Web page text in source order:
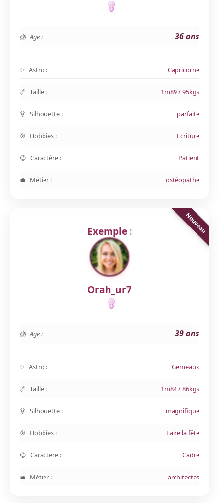
Age : 36 ans
Astro : Capricorne
Taille : 1m89 / 95kgs
Silhouette : parfaite
Hobbies : Ecriture
Caractère : Patient
Métier : ostéopathe
Exemple :
Orah_ur7
Age : 39 ans
Astro : Gemeaux
Taille : 1m84 / 86kgs
Silhouette : magnifique
Hobbies : Faire la fête
Caractère : Cadre
Métier : architectes